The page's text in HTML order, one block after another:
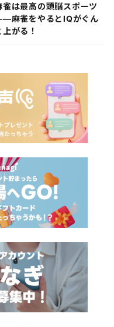
雀は最高の頭脳スポーツ
麻雀をやるとIQがぐん
上がる！